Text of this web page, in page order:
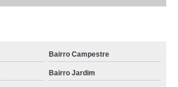
Bairro Campestre
Bairro Jardim